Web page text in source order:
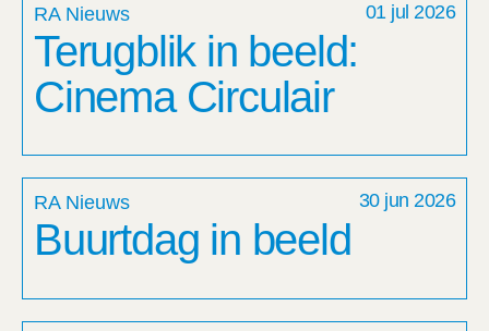
RA Nieuws 01 jul 2026
Terugblik in beeld:
Cinema Circulair
RA Nieuws 30 jun 2026
Buurtdag in beeld